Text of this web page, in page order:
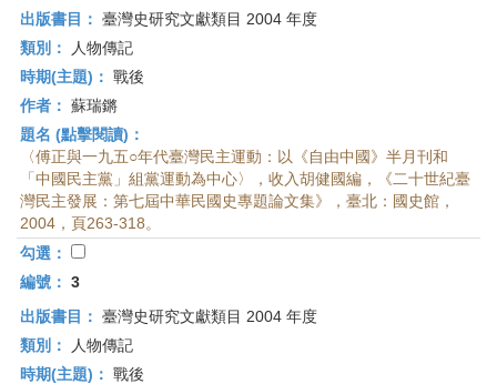
出版書目： 臺灣史研究文獻類目 2004 年度
類別：
人物傳記
時期(主題)： 戰後
作者： 蘇瑞鏘
題名 (點擊閱讀)：
〈傅正與一九五○年代臺灣民主運動：以《自由中國》半月刊和
「中國民主黨」組黨運動為中心〉，收入胡健國編，《二十世紀臺
灣民主發展：第七屆中華民國史專題論文集》，臺北：國史館，
2004，頁263-318。
勾選：
編號： 3
出版書目： 臺灣史研究文獻類目 2004 年度
類別：
人物傳記
時期(主題)： 戰後